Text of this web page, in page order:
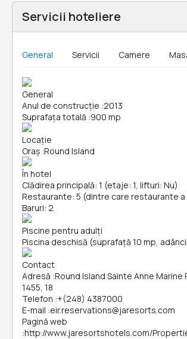
Servicii hoteliere
General Servicii Camere
General
Anul de construcție :2013
Suprafața totală :900 mp
Locație
Oraș :Round Island
În hotel
Clădirea principală: 1 (etaje: 1, lifturi: Nu)
Restaurante: 5 (dintre care restaurante a
Baruri: 2
Piscine pentru adulți
Piscina deschisă (suprafață 10 mp,
Contact
Adresă :Round Island Sainte Anne Marine
1455, 18
Telefon :+(248) 4387000
E-mail :eir.reservations@jaresorts.com
Pagină web
:http://www.jaresortshotels.com/